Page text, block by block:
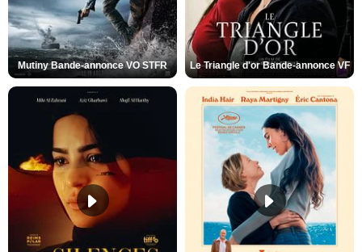
Mutiny Bande-annonce VO STFR Le Triangle d'or Bande-annonce VF